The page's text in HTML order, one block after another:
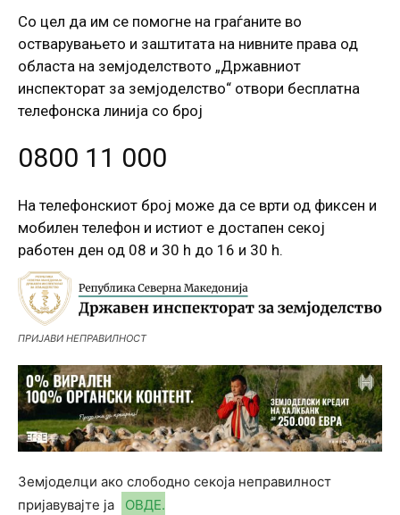
Со цел да им се помогне на граѓаните во
остварувањето и заштитата на нивните права од
областа на земјоделството „Државниот
инспекторат за земјоделство“ отвори бесплатна
телефонска линија со број
0800 11 000
На телефонскиот број може да се врти од фиксен и
мобилен телефон и истиот е достапен секој
работен ден од 08 и 30 h до 16 и 30 h.
ПРИЈАВИ НЕПРАВИЛНОСТ
Земјоделци ако слободно секоја неправилност
пријавувајте ја
ОВДЕ.